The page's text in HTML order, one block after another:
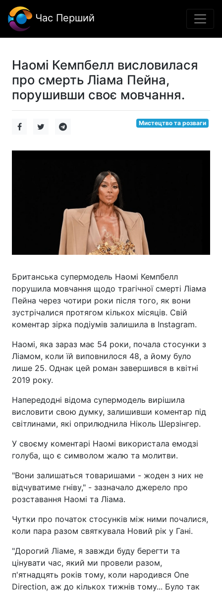
Час Перший
Наомі Кемпбелл висловилася
про смерть Ліама Пейна,
порушивши своє мовчання.
Мистецтво та розваги
Британська супермодель Наомі Кемпбелл
порушила мовчання щодо трагічної смерті Ліама
Пейна через чотири роки після того, як вони
зустрічалися протягом кількох місяців. Свій
коментар зірка подіумів залишила в Instagram.
Наомі, яка зараз має 54 роки, почала стосунки з
Ліамом, коли їй виповнилося 48, а йому було
лише 25. Однак цей роман завершився в квітні
2019 року.
Напередодні відома супермодель вирішила
висловити свою думку, залишивши коментар під
світлинами, які оприлюднила Ніколь Шерзінгер.
У своєму коментарі Наомі використала емодзі
голуба, що є символом жалю та молитви.
"Вони залишаться товаришами - жоден з них не
відчуватиме гніву," - зазначало джерело про
розставання Наомі та Ліама.
Чутки про початок стосунків між ними почалися,
коли пара разом святкувала Новий рік у Гані.
"Дорогий Ліаме, я завжди буду берегти та
цінувати час, який ми провели разом,
п'ятнадцять років тому, коли народився One
Direction, аж до кількох тижнів тому... Було так